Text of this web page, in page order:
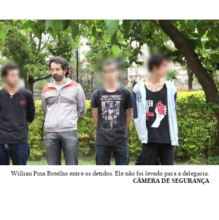
Willian Pina Botelho entre os detidos. Ele não foi levado para a delegacia.
CÂMERA DE SEGURANÇA